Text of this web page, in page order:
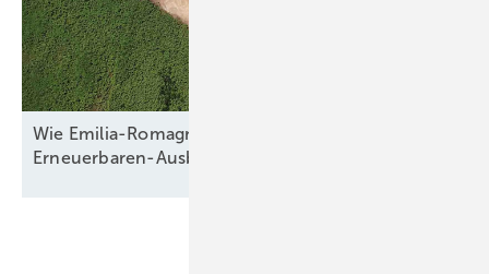
Wie Emilia-Romagna und RWE in Italien nun den
Erneuerbaren-Ausbau